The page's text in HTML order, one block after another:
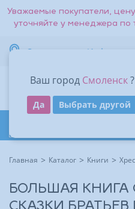
Уважаемые покупатели,
уточняйте у менеджера по
Ваш город Смоленск?
Да Выбрать другой
Смоленск
Главная Каталог Книги
БОЛЬШАЯ КНИГА
Адрес
Контакты
Другие способы входа:
Другие
Войти